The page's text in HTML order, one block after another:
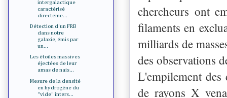
chercheurs ont
filaments en
milliards de
des observations
L'empilement
de rayons X
intergalactique
caractérisé
directeme...
Détection d'un FRB
dans notre
galaxie, émis par
un...
Les étoiles massives
éjectées de leur
amas de nais...
Mesure de la densité
en hydrogène du
"vide" inters...